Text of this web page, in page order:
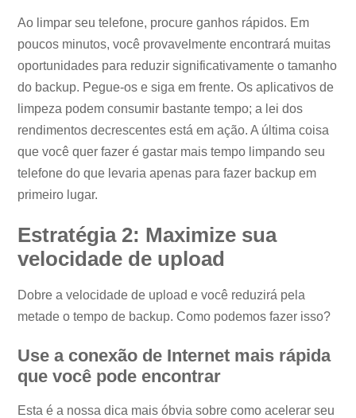
Ao limpar seu telefone, procure ganhos rápidos. Em
poucos minutos, você provavelmente encontrará muitas
oportunidades para reduzir significativamente o tamanho
do backup. Pegue-os e siga em frente. Os aplicativos de
limpeza podem consumir bastante tempo; a lei dos
rendimentos decrescentes está em ação. A última coisa
que você quer fazer é gastar mais tempo limpando seu
telefone do que levaria apenas para fazer backup em
primeiro lugar.
Estratégia 2: Maximize sua
velocidade de upload
Dobre a velocidade de upload e você reduzirá pela
metade o tempo de backup. Como podemos fazer isso?
Use a conexão de Internet mais rápida
que você pode encontrar
Esta é a nossa dica mais óbvia sobre como acelerar seu